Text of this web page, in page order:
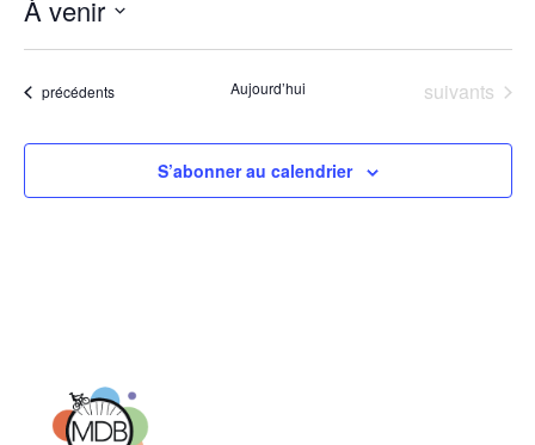
À venir
une
Évènements
précédents Aujourd’hui Évènements
suivants
S’abonner au calendrier